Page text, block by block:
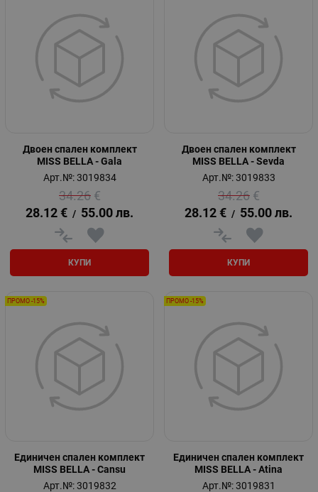
Двоен спален комплект
MISS BELLA - Gala
Арт.№: 3019834
34.26 €
28.12 € / 55.00 лв.
КУПИ
Двоен спален комплект
MISS BELLA - Sevda
Арт.№: 3019833
34.26 €
28.12 € / 55.00 лв.
КУПИ
Единичен спален комплект
MISS BELLA - Cansu
Арт.№: 3019832
ПРОМО -15%
Единичен спален комплект
MISS BELLA - Atina
Арт.№: 3019831
ПРОМО -15%